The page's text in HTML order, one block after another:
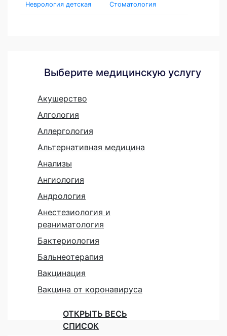
Неврология детская
Стоматология
Выберите медицинскую услугу
Акушерство
Алгология
Аллергология
Альтернативная медицина
Анализы
Ангиология
Андрология
Анестезиология и
реаниматология
Бактериология
Бальнеотерапия
Вакцинация
Вакцина от коронавируса
ОТКРЫТЬ ВЕСЬ
СПИСОК